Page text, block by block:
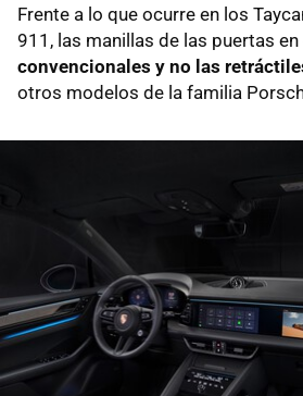
Frente a lo que ocurre en los
911, las manillas de las puertas en
convencionales y no las
otros modelos de la familia